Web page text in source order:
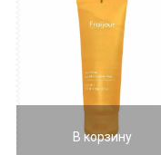
В корзину